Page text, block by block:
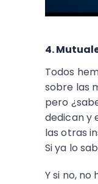
4.
Todos
sobre las
pero
dedican y
las otras
Si ya lo
Y si no,